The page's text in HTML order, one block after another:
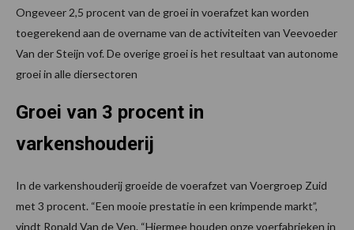
Ongeveer 2,5 procent van de groei in voerafzet kan worden
toegerekend aan de overname van de activiteiten van Veevoeder
Van der Steijn vof. De overige groei is het resultaat van autonome
groei in alle diersectoren
Groei van 3 procent in
varkenshouderij
In de varkenshouderij groeide de voerafzet van Voergroep Zuid
met 3 procent. “Een mooie prestatie in een krimpende markt”,
vindt Ronald Van de Ven. “Hiermee houden onze voerfabrieken in